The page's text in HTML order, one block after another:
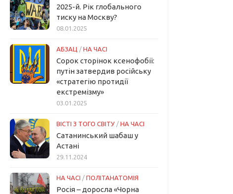
2025-й. Рік глобального
тиску на Москву?
08.01.2025
АБЗАЦ / НА ЧАСІ
Сорок сторінок ксенофобії:
путін затвердив російську
«стратегію протидії
екстремізму»
03.01.2025
ВІСТІ З ТОГО СВІТУ / НА ЧАСІ
Сатанинський шабаш у
Астані
29.11.2024
НА ЧАСІ / ПОЛІТАНАТОМІЯ
Росія – доросла «Чорна